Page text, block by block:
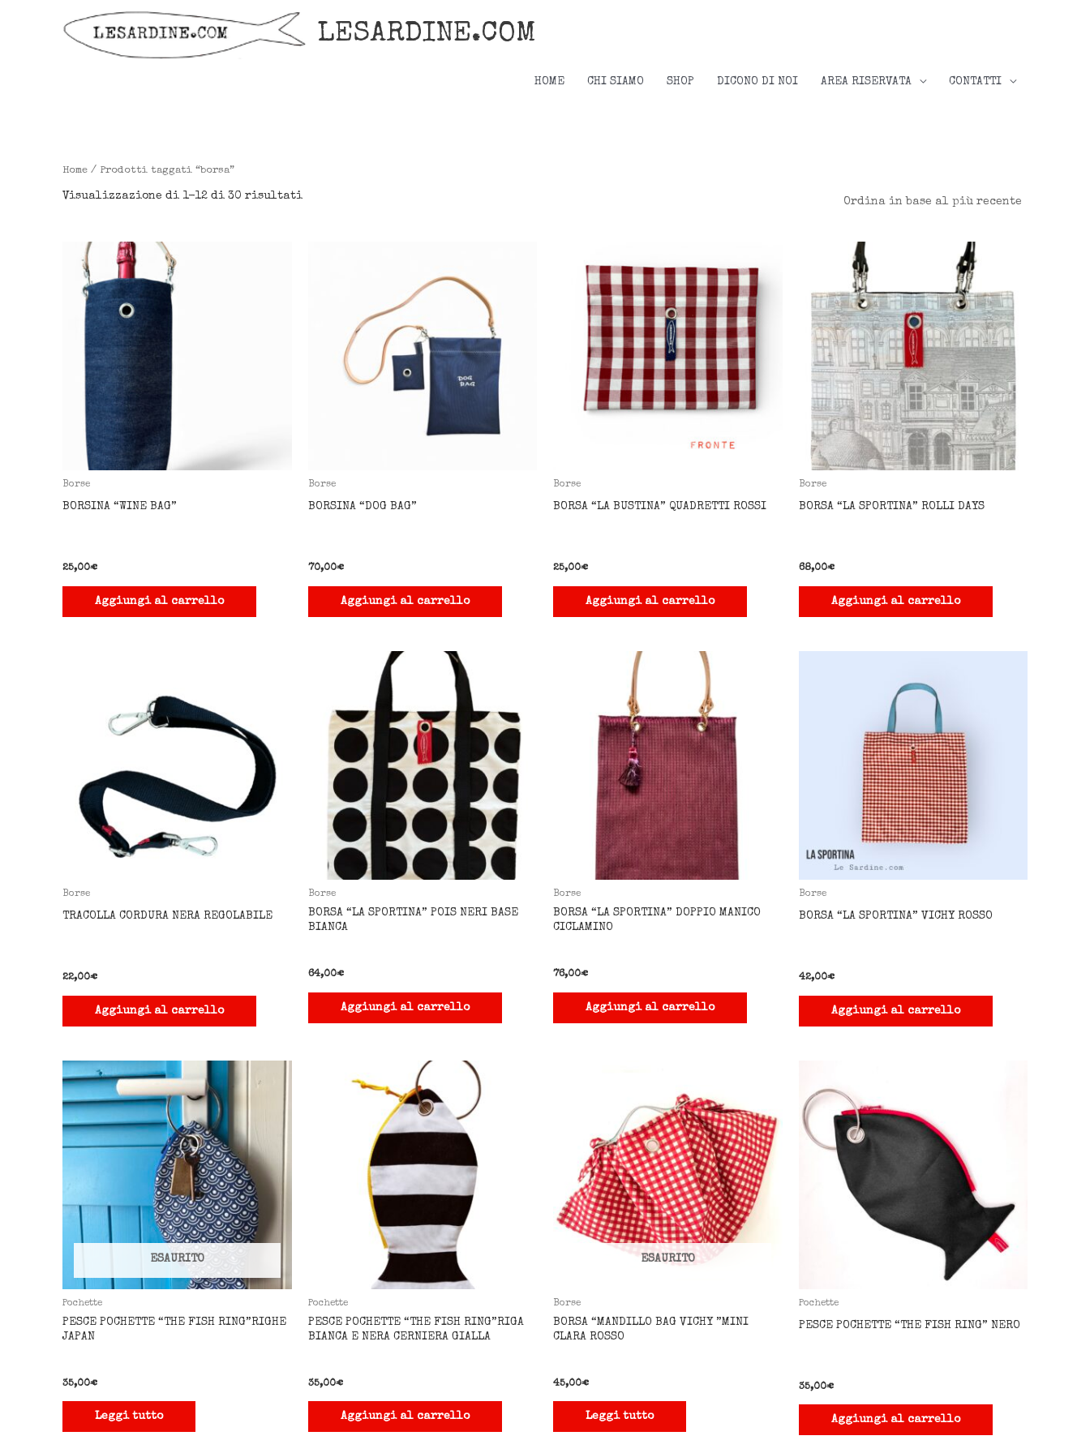
LESARDINE.COM
HOME CHI SIAMO SHOP DICONO DI NOI AREA RISERVATA CONTATTI
Home / Prodotti taggati “borsa”
Visualizzazione di 1-12 di 30 risultatial
Borse
BORSINA “WINE BAG”
25,00€
Aggiungi al carrello
Borse
BORSINA “DOG BAG”
70,00€
Aggiungi al carrello
Borse
BORSA “LA BUSTINA” QUADRETTI ROSSI
25,00€
Aggiungi al carrello
Borse
BORSA “LA SPORTINA” ROLLI DAYS
68,00€
Aggiungi al carrello
Borse
TRACOLLA CORDURA NERA REGOLABILE
22,00€
Aggiungi al carrello
Borse
BORSA “LA SPORTINA” POIS NERI BASE
BIANCA
64,00€
Aggiungi al carrello
Borse
BORSA “LA SPORTINA” DOPPIO MANICO
CICLAMINO
76,00€
Aggiungi al carrello
Borse
BORSA “LA SPORTINA” VICHY ROSSO
42,00€
Aggiungi al carrello
ESAURITO
Pochette
PESCE POCHETTE “THE FISH RING”RIGHE
JAPAN
35,00€
Leggi tutto
Pochette
PESCE POCHETTE “THE FISH RING”RIGA
BIANCA E NERA CERNIERA GIALLA
35,00€
Aggiungi al carrello
ESAURITO
Borse
BORSA “MANDILLO BAG VICHY ”MINI
CLARA ROSSO
45,00€
Leggi tutto
Pochette
PESCE POCHETTE “THE FISH RING” NERO
35,00€
Aggiungi al carrello